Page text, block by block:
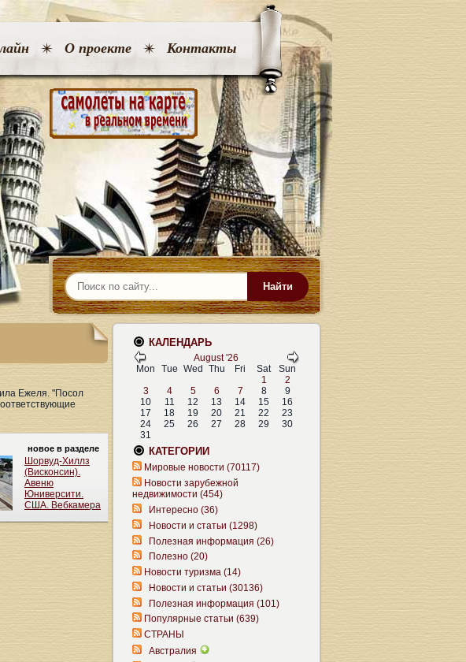
О проекте Контакты
Найти
Ежеля. "Посол
КАЛЕНДАРЬ
August '26
Mon
Tue Wed Thu Fri Sat
Sun
1
2
3
4 5 6 7 8
9
10
11 12 13 14 15
16
17
18 19 20 21 22
23
24
25 26 27 28 29
30
31
КАТЕГОРИИ
Мировые новости (70117)
Новости зарубежной
недвижимости (454)
Интересно (36)
Новости и статьи (1298)
Полезная информация (26)
Полезно (20)
Новости туризма (14)
Новости и статьи (30136)
Полезная информация (101)
Популярные статьи (639)
СТРАНЫ
Австралия